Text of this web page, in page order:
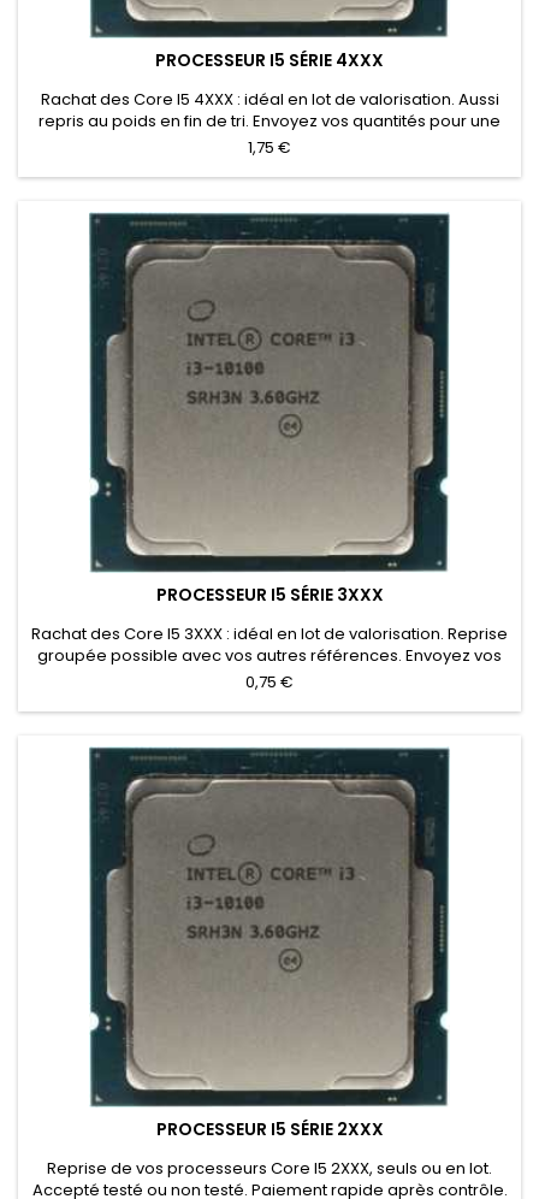
PROCESSEUR I5 SÉRIE 4XXX
Rachat des Core I5 4XXX : idéal en lot de valorisation. Aussi
repris au poids en fin de tri. Envoyez vos quantités pour une
offre.
1,75 €
PROCESSEUR I5 SÉRIE 3XXX
Rachat des Core I5 3XXX : idéal en lot de valorisation. Reprise
groupée possible avec vos autres références. Envoyez vos
quantités pour une offre.
0,75 €
PROCESSEUR I5 SÉRIE 2XXX
Reprise de vos processeurs Core I5 2XXX, seuls ou en lot.
Accepté testé ou non testé. Paiement rapide après contrôle.